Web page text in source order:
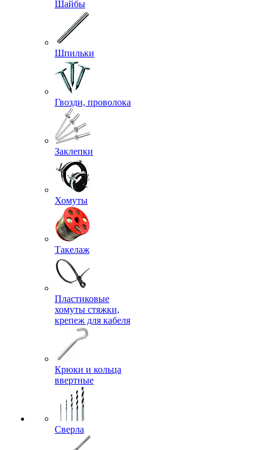
Шайбы
Шпильки
Гвозди, проволока
Заклепки
Хомуты
Такелаж
Пластиковые
хомуты стяжки,
крепеж для кабеля
Крюки и кольца
ввертные
Сверла